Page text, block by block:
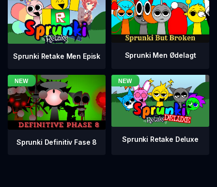
Sprunki Retake Men Episk Sprunki Men Ødelagt
Sprunki Definitiv Fase 8 Sprunki Retake Deluxe